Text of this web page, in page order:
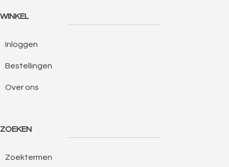
WINKEL
Inloggen
Bestellingen
Over ons
ZOEKEN
Zoektermen